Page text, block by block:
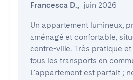
Francesca D., juin 2026
Un appartement lumineux,
aménagé et confortable,
centre-ville. Très pratique
tous les transports en
L'appartement est parfait ;